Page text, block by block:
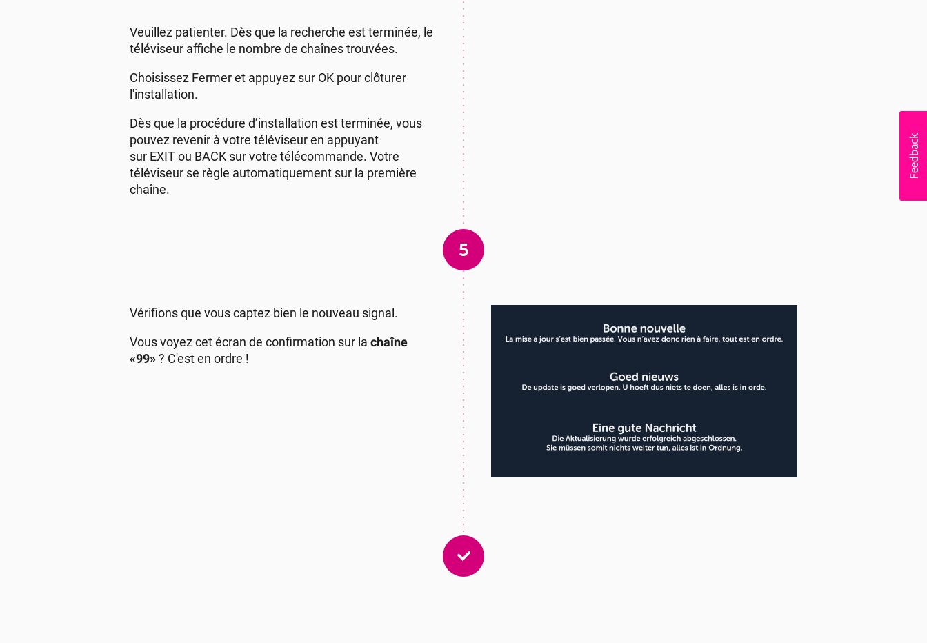
Veuillez patienter. Dès que la recherche est terminée, le
téléviseur affiche le nombre de chaînes trouvées.
Choisissez Fermer et appuyez sur OK pour clôturer
l'installation.
Dès que la procédure d’installation est terminée, vous
pouvez revenir à votre téléviseur en appuyant
sur EXIT ou BACK sur votre télécommande. Votre
téléviseur se règle automatiquement sur la première
chaîne.
5
Vérifions que vous captez bien le nouveau signal.
Vous voyez cet écran de confirmation sur la chaîne
«99»? C'est en ordre !